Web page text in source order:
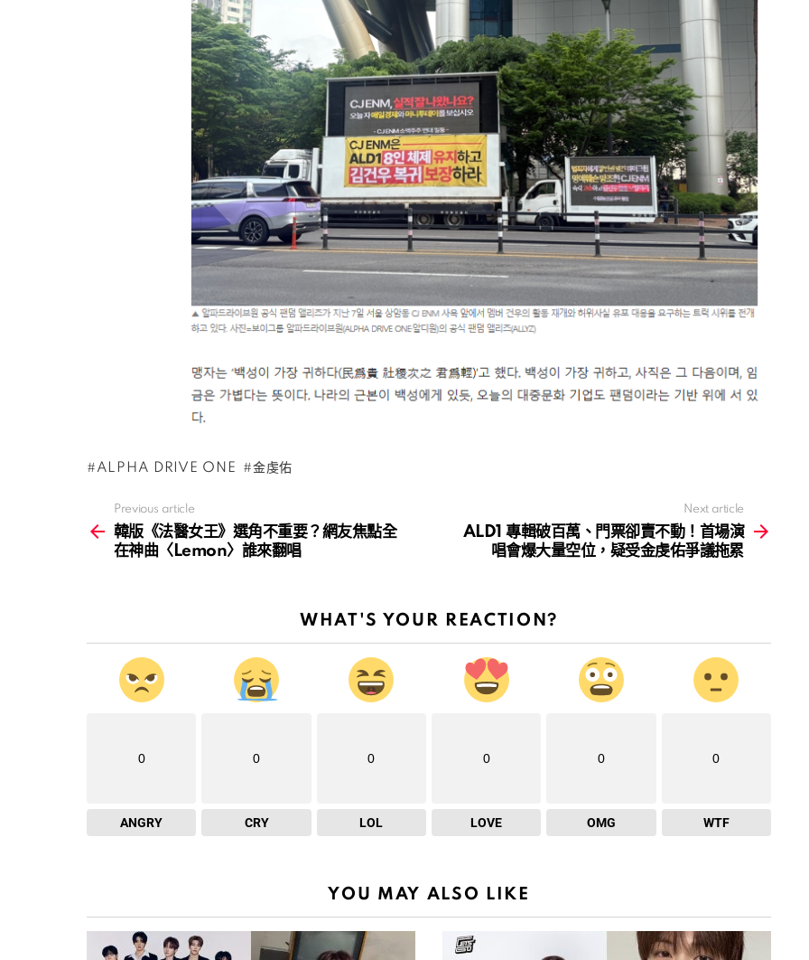
ALPHA DRIVE ONE 金虔佑
more
Previous article
韓版《法醫女王》選角不重要？網友焦點全
在神曲〈Lemon〉誰來翻唱
Next article
ALD1 專輯破百萬、門票卻賣不動！首場演
唱會爆大量空位，疑受金虔佑爭議拖累
WHAT'S YOUR REACTION?
0
ANGRY
0
CRY
0
LOL
0
LOVE
0
OMG
0
WTF
YOU MAY ALSO LIKE